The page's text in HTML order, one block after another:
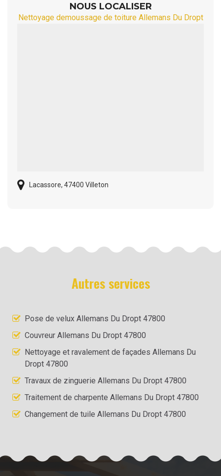
NOUS LOCALISER
Nettoyage demoussage de toiture Allemans Du Dropt
Lacassore, 47400 Villeton
Autres services
Pose de velux Allemans Du Dropt 47800
Couvreur Allemans Du Dropt 47800
Nettoyage et ravalement de façades Allemans Du
Dropt 47800
Travaux de zinguerie Allemans Du Dropt 47800
Traitement de charpente Allemans Du Dropt 47800
Changement de tuile Allemans Du Dropt 47800